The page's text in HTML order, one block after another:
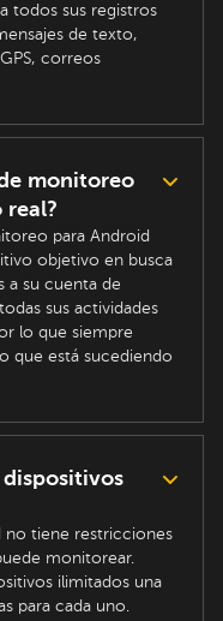
todos sus registros
de texto,
correos
monitoreo
real?
para Android
objetivo en busca
a su cuenta de
sus actividades
lo que siempre
que está sucediendo
no tiene restricciones
monitorear.
ilimitados una
para cada uno.